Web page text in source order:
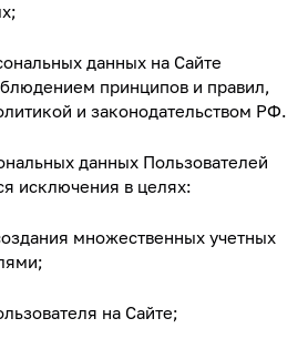
данных на Сайте
принципов и правил,
и законодательством РФ.
данных Пользователей
исключения в целях:
множественных учетных
на Сайте;